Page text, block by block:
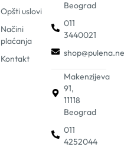
Opšti uslovi
Načini
plaćanja
Kontakt
Beograd
011
3440021
Makenzijeva
91,
11118
Beograd
011
4252044